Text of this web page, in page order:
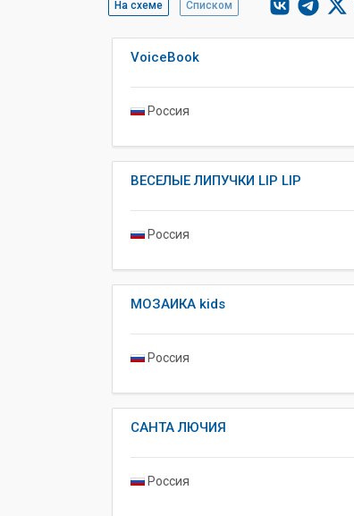
На схеме Списком
VoiceBook
Россия
ВЕСЕЛЫЕ ЛИПУЧКИ LIP LIP
Россия
МОЗАИКА kids
Россия
САНТА ЛЮЧИЯ
Россия